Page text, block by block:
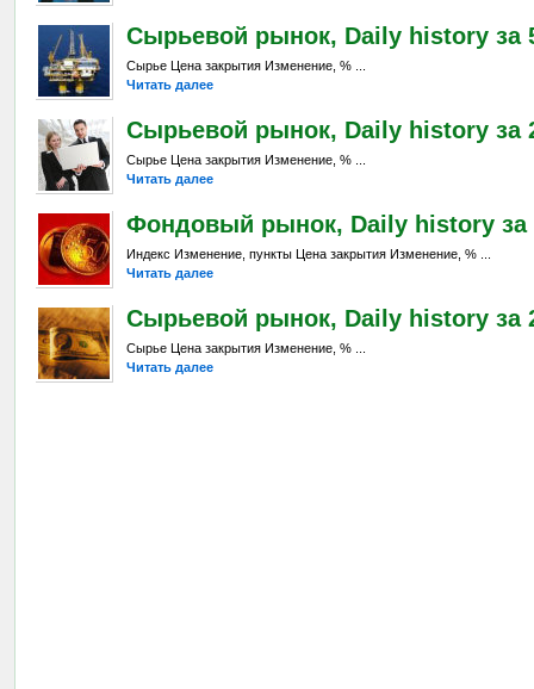
Сырьевой рынок, Daily history за
Сырье Цена закрытия Изменение, % ...
Читать далее
Сырьевой рынок, Daily history за
Сырье Цена закрытия Изменение, % ...
Читать далее
Фондовый рынок, Daily history за
Индекс Изменение, пункты Цена закрытия Изменение, % ...
Читать далее
Сырьевой рынок, Daily history за
Сырье Цена закрытия Изменение, % ...
Читать далее